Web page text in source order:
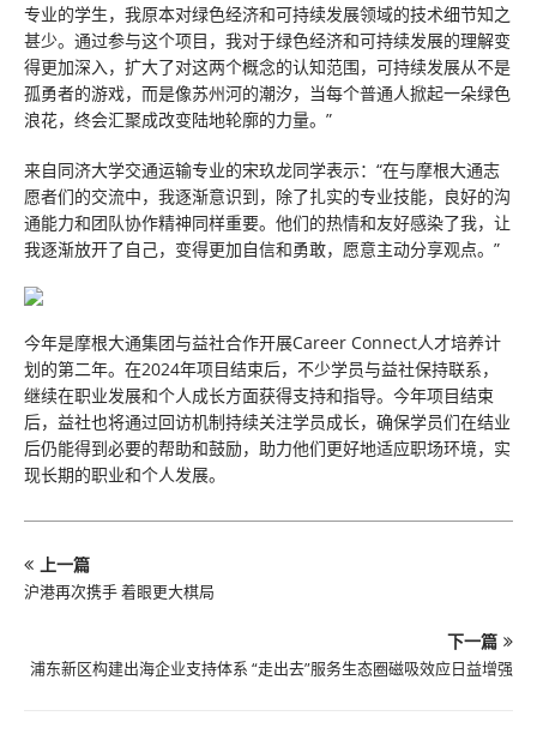
专业的学生，我原本对绿色经济和可持续发展领域的技术细节知之
甚少。通过参与这个项目，我对于绿色经济和可持续发展的理解变
得更加深入，扩大了对这两个概念的认知范围，可持续发展从不是
孤勇者的游戏，而是像苏州河的潮汐，当每个普通人掀起一朵绿色
浪花，终会汇聚成改变陆地轮廓的力量。”
来自同济大学交通运输专业的宋玖龙同学表示：“在与摩根大通志
愿者们的交流中，我逐渐意识到，除了扎实的专业技能，良好的沟
通能力和团队协作精神同样重要。他们的热情和友好感染了我，让
我逐渐放开了自己，变得更加自信和勇敢，愿意主动分享观点。”
今年是摩根大通集团与益社合作开展Career Connect人才培养计
划的第二年。在2024年项目结束后，不少学员与益社保持联系，
继续在职业发展和个人成长方面获得支持和指导。今年项目结束
后，益社也将通过回访机制持续关注学员成长，确保学员们在结业
后仍能得到必要的帮助和鼓励，助力他们更好地适应职场环境，实
现长期的职业和个人发展。
上一篇
沪港再次携手 着眼更大棋局
下一篇
浦东新区构建出海企业支持体系 “走出去”服务生态圈磁吸效应日益增强